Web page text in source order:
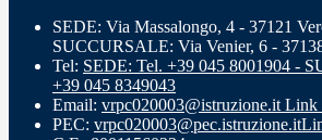
SEDE: Via Massalongo, 4 - 37121
SUCCURSALE: Via Venier, 6 -
Tel: SEDE: Tel. +39 045 8001904 -
+39 045 8349043
Email: vrpc020003@istruzione.it Link
PEC: vrpc020003@pec.istruzione.it